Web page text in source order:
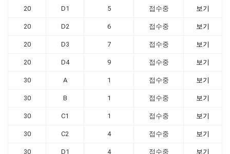
20 D1 5 접수중 보기
20 D2 6 접수중 보기
20 D3 7 접수중 보기
20 D4 9 접수중 보기
30 A 1 접수중 보기
30 B 1 접수중 보기
30 C1 1 접수중 보기
30 C2 4 접수중 보기
30 D1 4 접수중 보기